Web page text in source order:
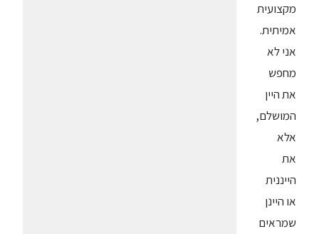
מקצועית
אמיתית.
אני לא
מחפש
את היין
המושלם,
אלא
את
הייננית
או היינן
שמראים